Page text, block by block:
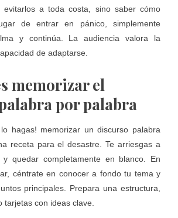
evitarlos a toda costa, sino saber cómo
de entrar en pánico, simplemente
y continúa. La audiencia valora la
de adaptarse.
memorizar el
por palabra
hagas! memorizar un discurso palabra
receta para el desastre. Te arriesgas a
quedar completamente en blanco. En
céntrate en conocer a fondo tu tema y
principales. Prepara una estructura,
tarjetas con ideas clave.